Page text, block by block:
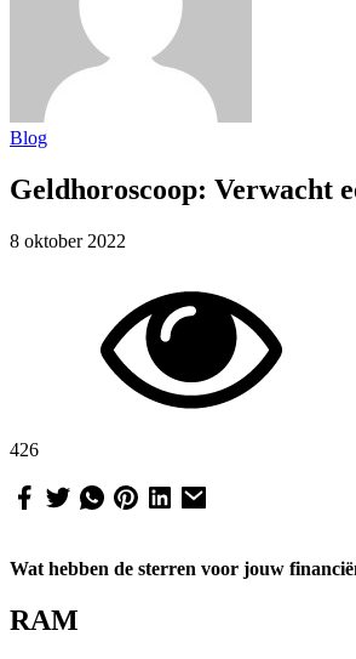
Blog
Geldhoroscoop: Verwacht
8 oktober 2022
426
Wat hebben de sterren voor jouw
RAM